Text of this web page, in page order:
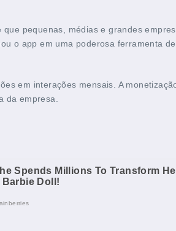
que pequenas, médias e grandes
o app em uma poderosa ferramenta
em interações mensais. A
da empresa.